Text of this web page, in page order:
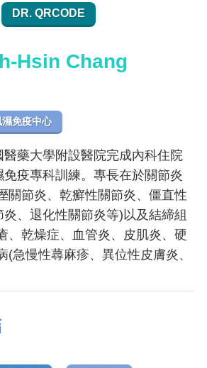
DR. QRCODE
Hsin Chang
濕免疫中心
藥大學附設醫院完成內科住院
疫專科訓練。專長在於關節炎
關節炎、乾癬性關節炎、僵直性
、退化性關節炎等)以及結締組
、乾燥症、血管炎、皮肌炎、硬
(急慢性蕁麻疹、異位性皮膚炎、